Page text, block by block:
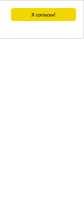
Я согласен!